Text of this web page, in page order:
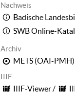
Nachweis
Badische
SWB Online-
Archiv
METS (OAI-PMH)
IIIF
IIIF-Viewer/